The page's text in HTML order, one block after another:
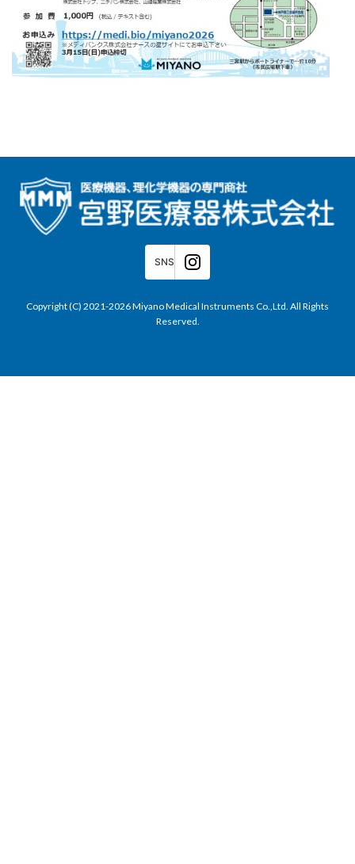
SNS
Copyright (C) 2021-2026 Miyano Medical Instruments Co.,Ltd. All Rights
Reserved.